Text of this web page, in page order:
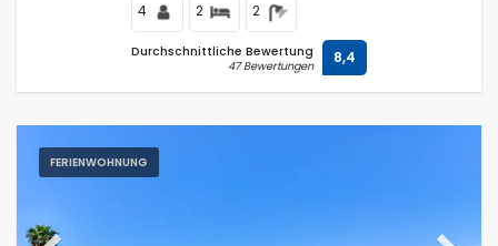
4 2 2
Durchschnittliche Bewertung
47 Bewertungen 8,4
FERIENWOHNUNG